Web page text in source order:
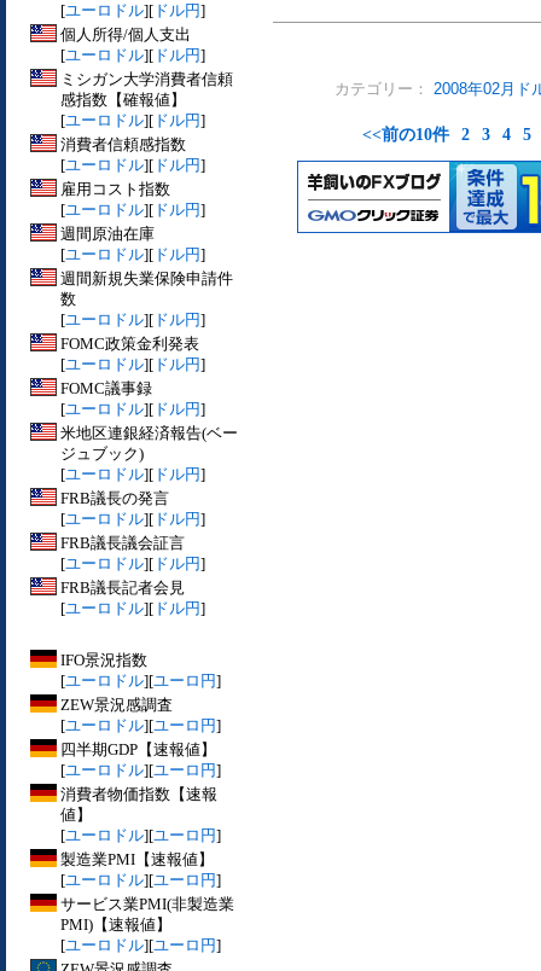
[ユーロドル][ ドル円]
個人所得/個人支出
[ユーロドル][ ドル円]
ミシガン大学消費者信頼
感指数【確報値】
[ユーロドル][ ドル円]
消費者信頼感指数
[ユーロドル][ ドル円]
雇用コスト指数
[ユーロドル][ ドル円]
週間原油在庫
[ユーロドル][ ドル円]
週間新規失業保険申請件
数
[ユーロドル][ ドル円]
FOMC政策金利発表
[ユーロドル][ ドル円]
FOMC議事録
[ユーロドル][ ドル円]
米地区連銀経済報告(ベー
ジュブック)
[ユーロドル][ ドル円]
FRB議長の発言
[ユーロドル][ ドル円]
FRB議長議会証言
[ユーロドル][ ドル円]
FRB議長記者会見
[ユーロドル][ ドル円]
IFO景況指数
[ユーロドル][ユーロ円]
ZEW景況感調査
[ユーロドル][ユーロ円]
四半期GDP【速報値】
[ユーロドル][ユーロ円]
消費者物価指数【速報
値】
[ユーロドル][ユーロ円]
製造業PMI【速報値】
[ユーロドル][ユーロ円]
サービス業PMI(非製造業
PMI)【速報値】
[ユーロドル][ユーロ円]
カテゴリー： 2008年02月ド
<<前の10件 2 3 4 5